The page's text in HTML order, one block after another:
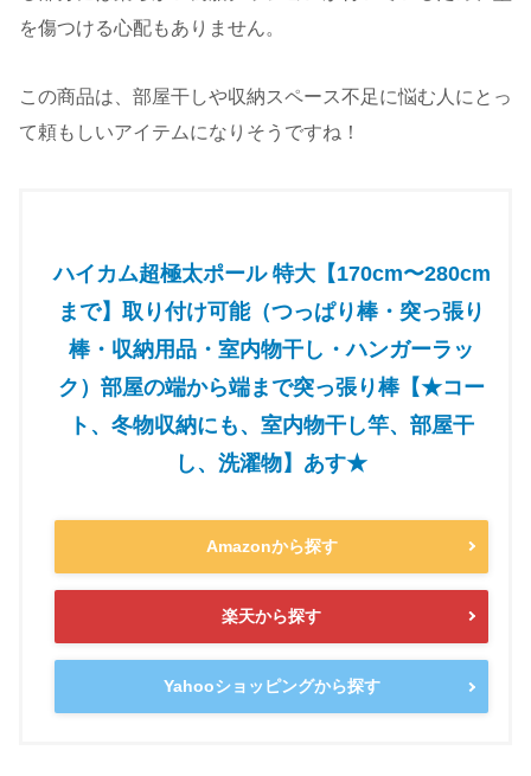
を傷つける心配もありません。
この商品は、部屋干しや収納スペース不足に悩む人にとっ
て頼もしいアイテムになりそうですね！
ハイカム超極太ポール 特大【170cm〜280cm
まで】取り付け可能（つっぱり棒・突っ張り
棒・収納用品・室内物干し・ハンガーラッ
ク）部屋の端から端まで突っ張り棒【★コー
ト、冬物収納にも、室内物干し竿、部屋干
し、洗濯物】あす★
Amazonから探す
楽天から探す
Yahooショッピングから探す